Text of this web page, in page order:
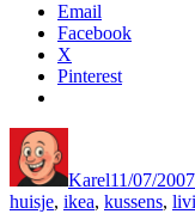
Email
Facebook
X
Pinterest
Karel11/07/2007
huisje, ikea, kussens,